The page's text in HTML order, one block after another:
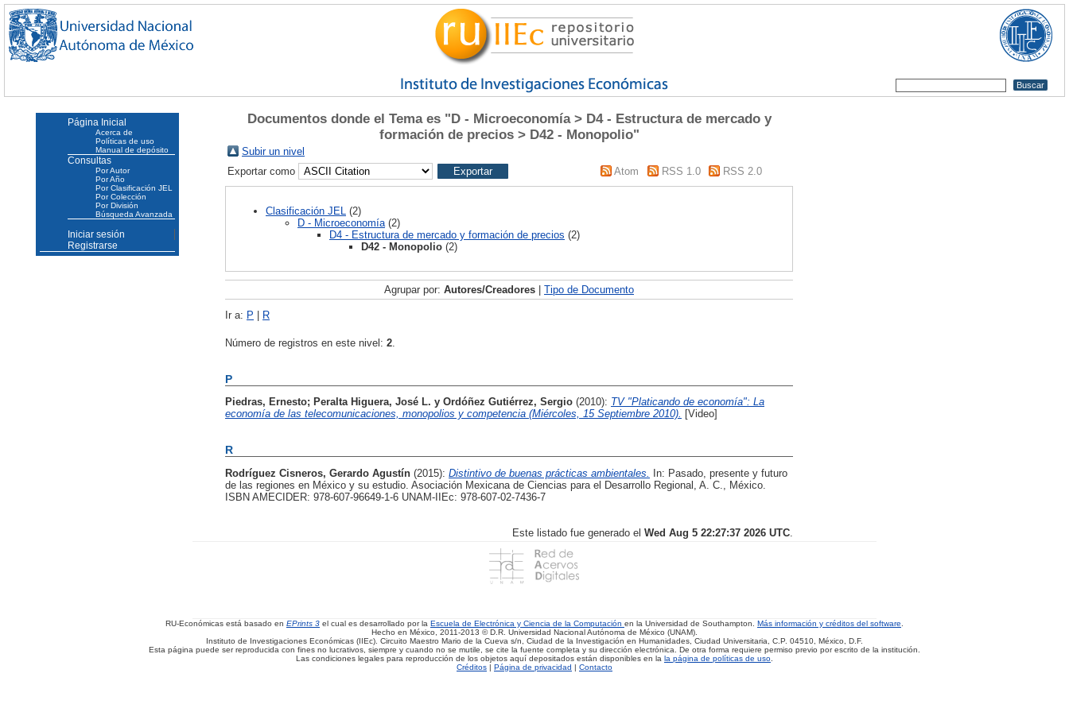
Documentos donde el Tema es "D - Microeconomía > D4 - Estructura de mercado y
formación de precios > D42 - Monopolio"
Subir un nivel
Exportar como
Atom RSS 1.0 RSS 2.0
Clasificación JEL
(2)
D - Microeconomía (2)
D4 - Estructura de mercado y formación de precios (2)
D42 - Monopolio (2)
Agrupar por: Autores/Creadores | Tipo de Documento
Ir a: P | R
Número de registros en este nivel: 2
P
Piedras, Ernesto; Peralta Higuera, José L. y Ordóñez Gutiérrez, Sergio (2010): TV "Platicando de economía": La
economía de las telecomunicaciones, monopolios y competencia (Miércoles, 15 Septiembre 2010). [Video]
R
Rodríguez Cisneros, Gerardo Agustín (2015): Distintivo de buenas prácticas ambientales.
In: Pasado, presente y futuro
de las regiones en México y su estudio. Asociación Mexicana de Ciencias para el Desarrollo Regional, A. C., México.
ISBN AMECIDER: 978-607-96649-1-6 UNAM-IIEc: 978-607-02-7436-7
Este listado fue generado el Wed Aug 5 22:27:37 2026 UTC.
Página Inicial
Acerca de
Políticas de uso
Manual de depósito
Consultas
Por Autor
Por Año
Por Clasificación JEL
Por Colección
Por División
Búsqueda Avanzada
Iniciar sesión
Registrarse
RU-Económicas está basado en EPrints 3 el cual es desarrollado por la Escuela de Electrónica y Ciencia de la Computación en la Universidad de Southampton. Más información y créditos del software
Hecho en México, 2011-2013 © D.R. Universidad Nacional Autónoma de México (UNAM).
Instituto de Investigaciones Económicas (IIEc). Circuito Maestro Mario de la Cueva s/n, Ciudad de la Investigación en Humanidades, Ciudad Universitaria, C.P. 04510, México, D.F.
Esta página puede ser reproducida con fines no lucrativos, siempre y cuando no se mutile, se cite la fuente completa y su dirección electrónica. De otra forma requiere permiso previo por escrito de la institución.
Las condiciones legales para reproducción de los objetos aquí depositados están disponibles en la la página de políticas de uso
Créditos | Página de privacidad | Contacto